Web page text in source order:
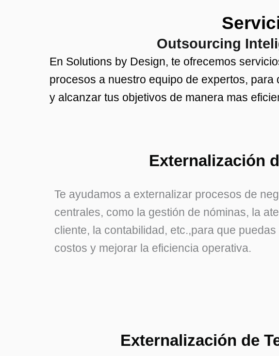
Outsourcing
En Solutions by Design, te ofrecemos
procesos a nuestro equipo de expertos,
y alcanzar tus objetivos de manera mas
Externalización
Te ayudamos a externalizar procesos de
centrales, como la gestión de nóminas, la
cliente, la contabilidad, etc.,para que
costos y mejorar la eficiencia operativa.
Externalización de